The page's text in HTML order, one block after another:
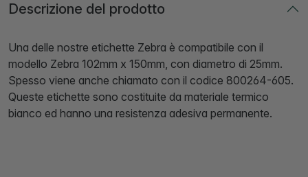
Descrizione del prodotto
Una delle nostre etichette Zebra è compatibile con il
modello Zebra 102mm x 150mm, con diametro di 25mm.
Spesso viene anche chiamato con il codice 800264-605.
Queste etichette sono costituite da materiale termico
bianco ed hanno una resistenza adesiva permanente.